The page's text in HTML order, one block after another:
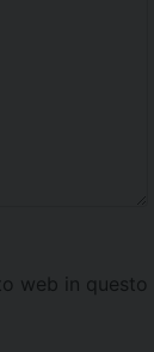
web in